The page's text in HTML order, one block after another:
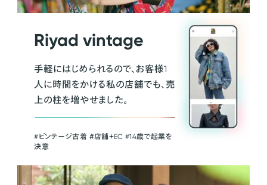
Riyad vintage
手軽にはじめられるので、お客様1
人に時間をかける私の店舗でも、売
上の柱を増やせました。
#ビンテージ古着 ＃店舗＋EC #14歳で起業を
決意